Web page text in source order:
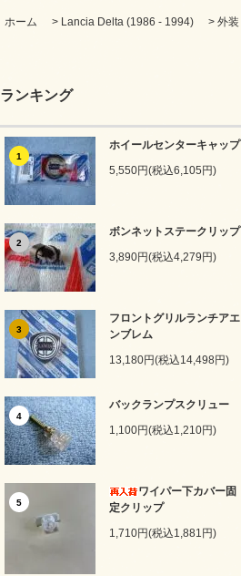
ホーム > Lancia Delta (1986 - 1994) > 外装
ランキング
1
ホイールセンターキャップ
5,550円(税込6,105円)
2
ボンネットステークリップ
3,890円(税込4,279円)
3
フロントグリルランチアエ
ンブレム
13,180円(税込14,498円)
4
バックランプスクリュー
1,100円(税込1,210円)
5
ワイパー下カバー固
定クリップ
1,710円(税込1,881円)